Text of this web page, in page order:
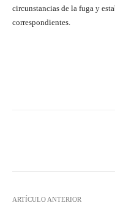
circunstancias de la fuga y
correspondientes.
ARTÍCULO ANTERIOR